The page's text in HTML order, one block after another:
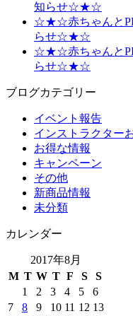
知らせ☆★☆
☆★☆赤ちゃんと
らせ☆★☆
☆★☆赤ちゃんと
らせ☆★☆
ブログカテゴリー
イベント報告
インストラクター
お得な情報
キャンペーン
その他
新商品情報
未分類
カレンダー
2017年8月
M T W T F S
S
1
2 3 4 5
6
7
8 9 10 11 12 13